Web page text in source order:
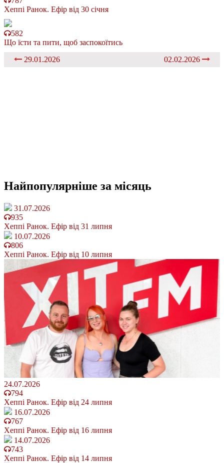
Хеппі Ранок. Ефір від 30 січня
582
Що їсти та пити, щоб заспокоїтись
29.01.2026
02.02.2026
Найпопулярніше за місяць
31.07.2026
935
Хеппі Ранок. Ефір від 31 липня
10.07.2026
806
Хеппі Ранок. Ефір від 10 липня
24.07.2026
794
Хеппі Ранок. Ефір від 24 липня
16.07.2026
767
Хеппі Ранок. Ефір від 16 липня
14.07.2026
743
Хеппі Ранок. Ефір від 14 липня